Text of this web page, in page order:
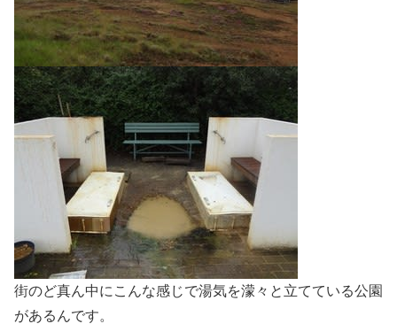
街のど真ん中にこんな感じで湯気を濛々と立てている公園
があるんです。